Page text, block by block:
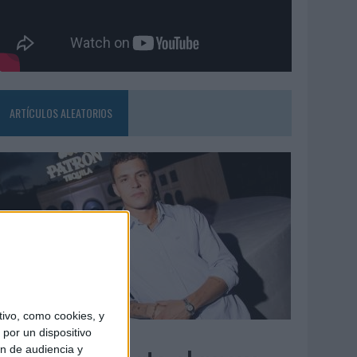
como cookies, y
un dispositivo
de audiencia y
ARTÍCULOS ALEATORIOS
08/2026